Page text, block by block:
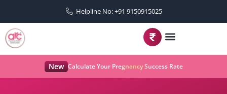
Helpline No: +91 9150915025
New Calculate Your Pregnancy Success Rate